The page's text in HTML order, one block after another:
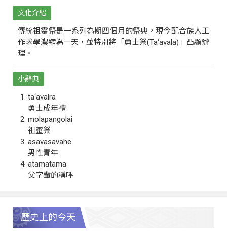
文化介紹
傳統祖靈祭是一系列為期四個月的祭典，現今配合族人工
作求學濃縮為一天，並特別將「勇士祭(Ta‘avala)」凸顯辦
理。
小辭典
ta‘avalra
勇士成年禮
molapangolai
祖靈祭
asavasavahe
男性青年
atamatama
父字輩的稱呼
歷史上的今天